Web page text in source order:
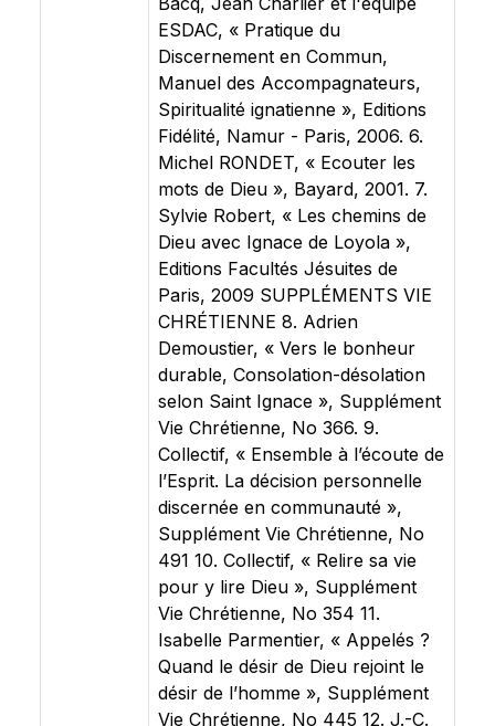
ESDAC, « Pratique du
Discernement en Commun,
Manuel des Accompagnateurs,
Spiritualité ignatienne », Editions
Fidélité, Namur - Paris, 2006. 6.
Michel RONDET, « Ecouter les
mots de Dieu », Bayard, 2001. 7.
Sylvie Robert, « Les chemins de
Dieu avec Ignace de Loyola »,
Editions Facultés Jésuites de
Paris, 2009 SUPPLÉMENTS VIE
CHRÉTIENNE 8. Adrien
Demoustier, « Vers le bonheur
durable, Consolation-désolation
selon Saint Ignace », Supplément
Vie Chrétienne, No 366. 9.
Collectif, « Ensemble à l’écoute de
l’Esprit. La décision personnelle
discernée en communauté »,
Supplément Vie Chrétienne, No
491 10. Collectif, « Relire sa vie
pour y lire Dieu », Supplément
Vie Chrétienne, No 354 11.
Isabelle Parmentier, « Appelés ?
Quand le désir de Dieu rejoint le
désir de l’homme », Supplément
Vie Chrétienne, No 445 12. J.-C.